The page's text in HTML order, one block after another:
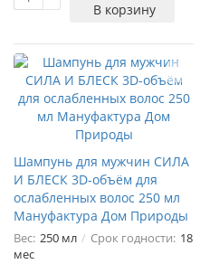
В корзину
Шампунь для мужчин СИЛА
И БЛЕСК 3D-объём для
ослабленных волос 250 мл
Мануфактура Дом Природы
Вес: 250 мл Срок годности: 18
мес